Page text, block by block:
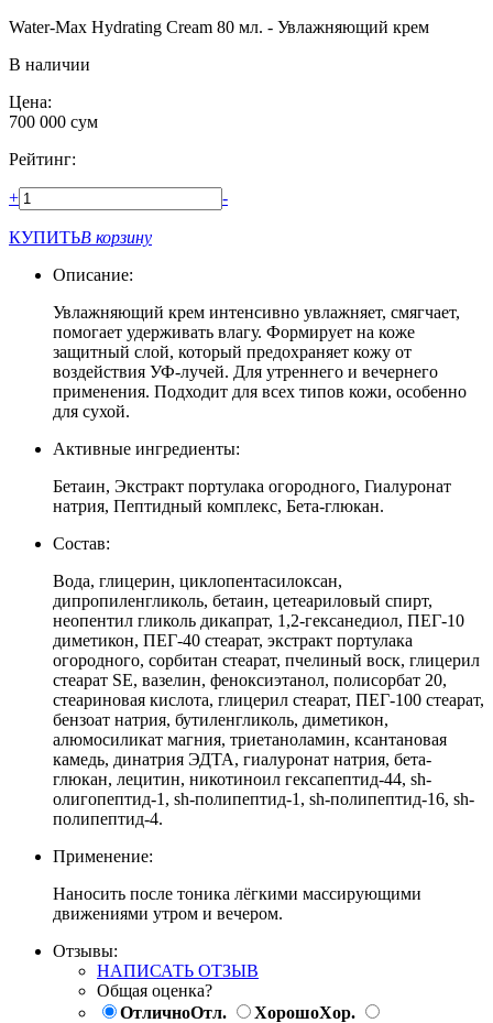
Water-Max Hydrating Cream 80 мл. - Увлажняющий крем
В наличии
Цена:
700 000 сум
Рейтинг:
+ -
КУПИТЬВ корзину
Описание:
Увлажняющий крем интенсивно увлажняет, смягчает,
помогает удерживать влагу. Формирует на коже
защитный слой, который предохраняет кожу от
воздействия УФ-лучей. Для утреннего и вечернего
применения. Подходит для всех типов кожи, особенно
для сухой.
Активные ингредиенты:
Бетаин, Экстракт портулака огородного, Гиалуронат
натрия, Пептидный комплекс, Бета-глюкан.
Состав:
Вода, глицерин, циклопентасилоксан,
дипропиленгликоль, бетаин, цетеариловый спирт,
неопентил гликоль дикапрат, 1,2-гексанедиол, ПЕГ-10
диметикон, ПЕГ-40 стеарат, экстракт портулака
огородного, сорбитан стеарат, пчелиный воск, глицерил
стеарат SE, вазелин, феноксиэтанол, полисорбат 20,
стеариновая кислота, глицерил стеарат, ПЕГ-100 стеарат,
бензоат натрия, бутиленгликоль, диметикон,
алюмосиликат магния, триетаноламин, ксантановая
камедь, динатрия ЭДТА, гиалуронат натрия, бета-
глюкан, лецитин, никотиноил гексапептид-44, sh-
олигопептид-1, sh-полипептид-1, sh-полипептид-16, sh-
полипептид-4.
Применение:
Наносить после тоника лёгкими массирующими
движениями утром и вечером.
Отзывы:
НАПИСАТЬ ОТЗЫВ
Общая оценка?
ОтличноОтл. ХорошоХор.